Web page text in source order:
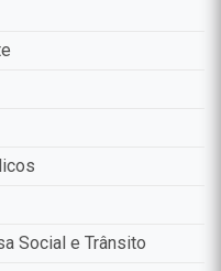
Social e Trânsito